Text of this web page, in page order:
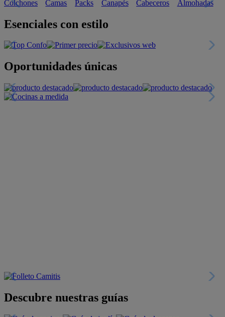
Esenciales con estilo
Oportunidades únicas
Descubre nuestras guías